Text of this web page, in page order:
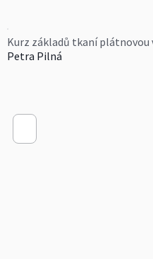
Kurz základů tkaní plátnovou
Petra Pilná